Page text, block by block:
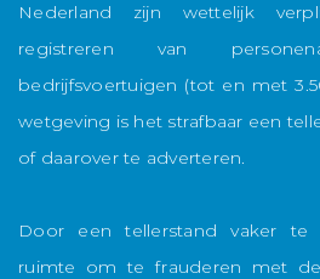
Nederland zijn wettelijk
registreren van
bedrijfsvoertuigen (tot en met
wetgeving is het strafbaar een
of daarover te adverteren.
Door een tellerstand vaker te
ruimte om te frauderen met